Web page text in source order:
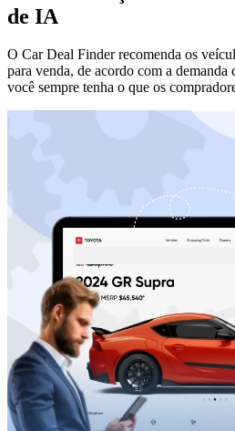
de IA
O Car Deal Finder recomenda os
para venda, de acordo com a demanda
você sempre tenha o que os